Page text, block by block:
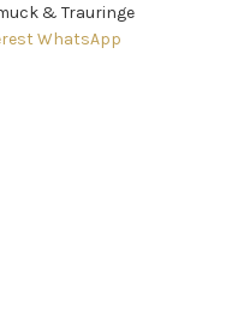
& Trauringe
WhatsApp